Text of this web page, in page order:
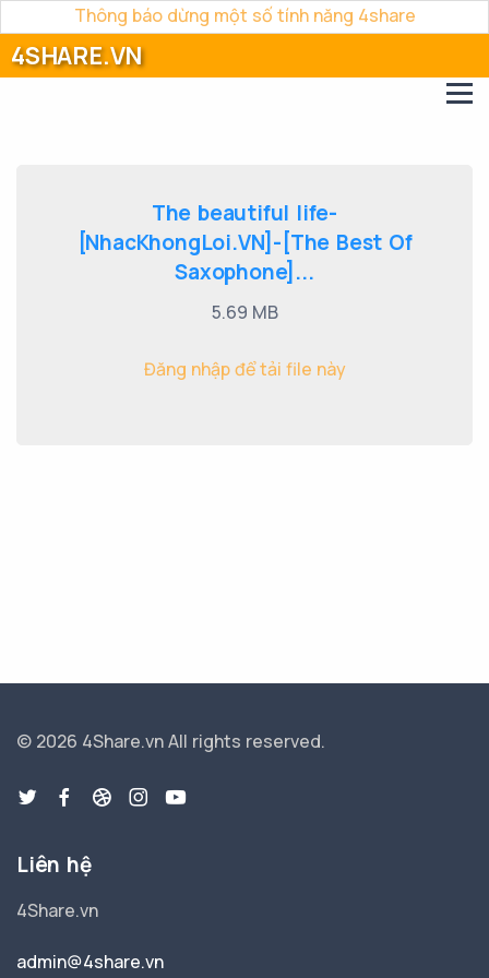
Thông báo dừng một số tính năng 4share
4SHARE.VN
The beautiful life-
[NhacKhongLoi.VN]-[The Best Of
Saxophone]...
5.69 MB
Đăng nhập để tải file này
© 2026 4Share.vnAll rights reserved.
Liên hệ
4Share.vn
admin@4share.vn